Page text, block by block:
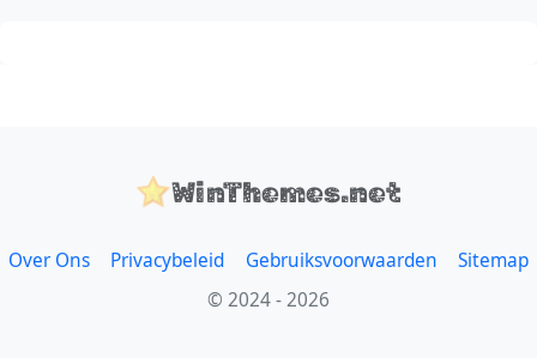
WinThemes.net
Over Ons Privacybeleid Gebruiksvoorwaarden
Sitemap
© 2024 - 2026